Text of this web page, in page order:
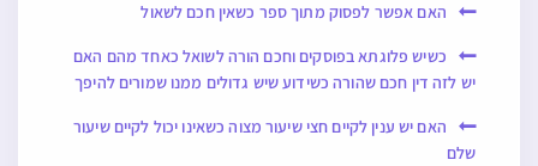
האם אפשר לפסוק מתוך ספר כשאין חכם לשאול
כשיש פלוגתא בפוסקים וחכם הורה לשואל כאחד מהם האם
יש לזה דין חכם שהורה כשידוע שיש גדולים ממנו שמורים להיפך
האם יש ענין לקיים חצי שיעור מצוה כשאינו יכול לקיים שיעור
שלם